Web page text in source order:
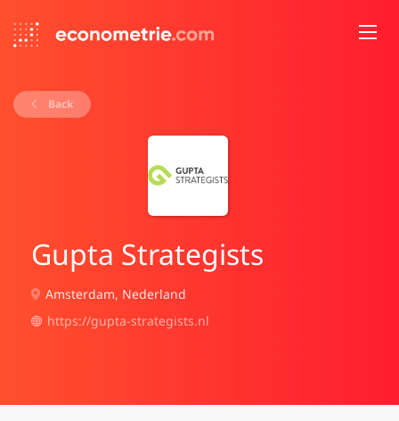
Back
Gupta Strategists
Amsterdam, Nederland
https://gupta-strategists.nl